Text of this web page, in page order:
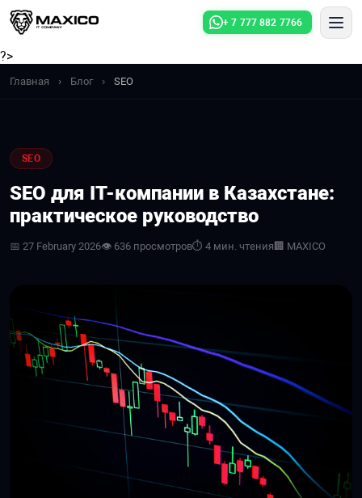
+ 7 777 882 7766
?>
Главная › Блог › SEO
SEO
SEO для IT-компании в Казахстане:
практическое руководство
📅 27 February 2026👁 636 просмотров⏱ 4 мин. чтения 🏢 MAXICO